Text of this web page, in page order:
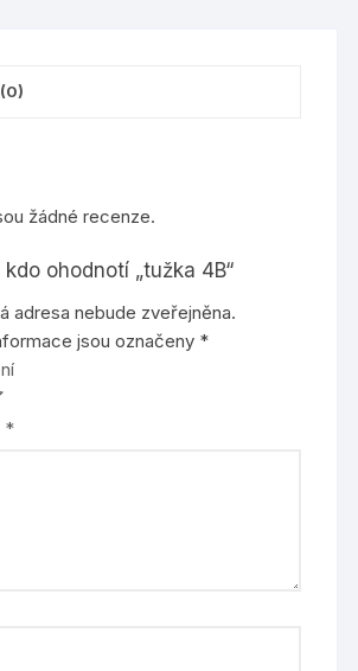
žádné recenze.
ohodnotí „tužka 4B“
adresa nebude zveřejněna.
jsou označeny *
*